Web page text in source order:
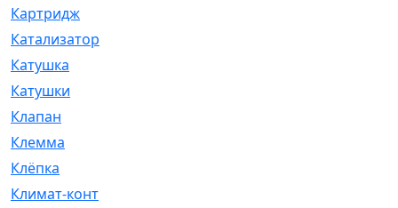
Картридж
Катализатор
Катушка
Катушки
Клапан
Клемма
Клёпка
Климат-контроль